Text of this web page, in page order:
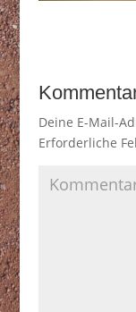
Deine E-Mail-
Erforderliche